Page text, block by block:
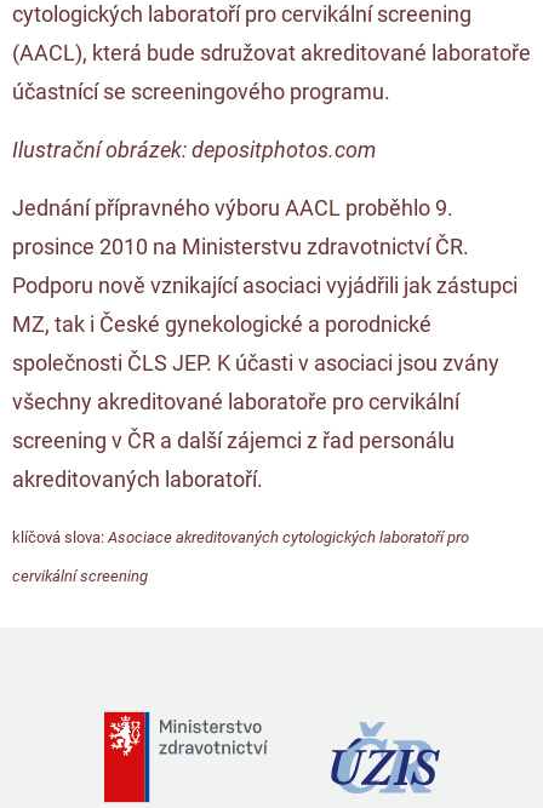
cytologických laboratoří pro cervikální screening
(AACL), která bude sdružovat akreditované laboratoře
účastnící se screeningového programu.
Ilustrační obrázek: depositphotos.com
Jednání přípravného výboru AACL proběhlo 9.
prosince 2010 na Ministerstvu zdravotnictví ČR.
Podporu nově vznikající asociaci vyjádřili jak zástupci
MZ, tak i České gynekologické a porodnické
společnosti ČLS JEP. K účasti v asociaci jsou zvány
všechny akreditované laboratoře pro cervikální
screening v ČR a další zájemci z řad personálu
akreditovaných laboratoří.
klíčová slova:Asociace akreditovaných cytologických laboratoří pro
cervikální screening